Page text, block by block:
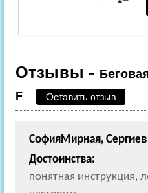
Отзывы -
F
Оставить отзыв
СофияМирная,
Достоинства:
понятная инструкция,